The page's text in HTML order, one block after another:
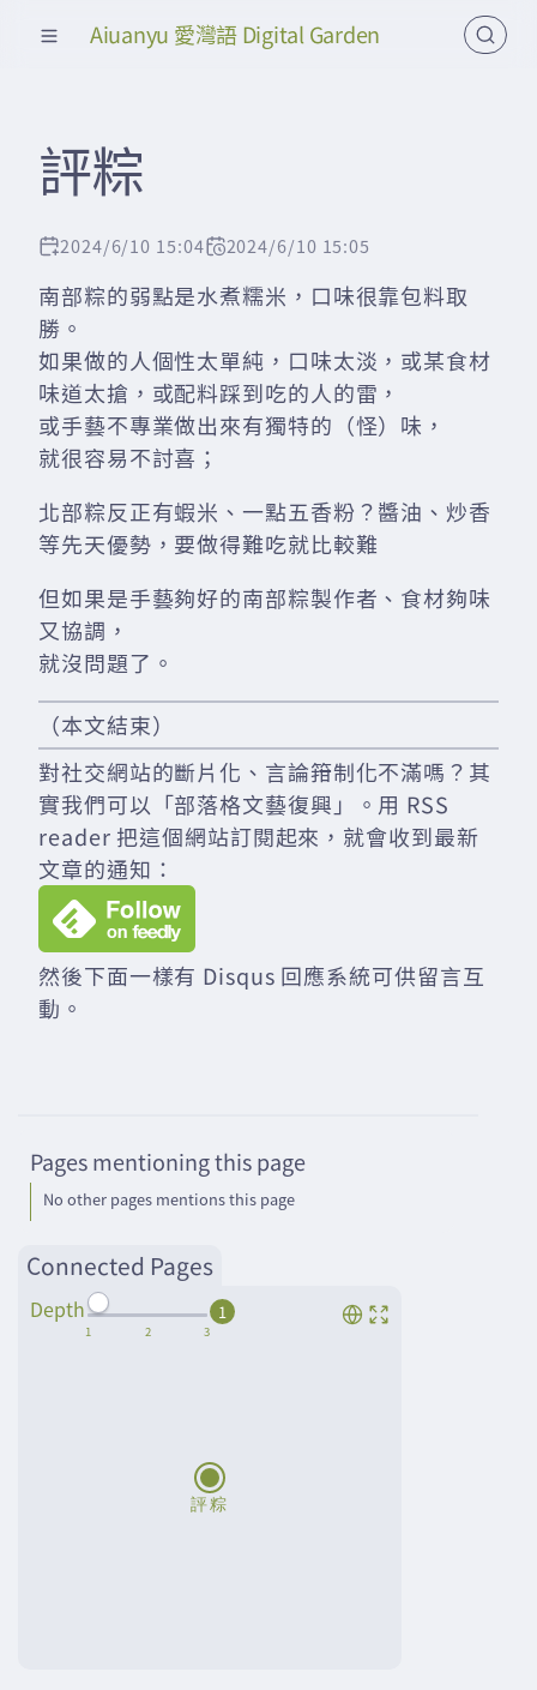
Aiuanyu 愛灣語 Digital Garden
評粽
2024/6/10 15:04 2024/6/10 15:05
南部粽的弱點是水煮糯米，口味很靠包料取
勝。
如果做的人個性太單純，口味太淡，或某食材
味道太搶，或配料踩到吃的人的雷，
或手藝不專業做出來有獨特的（怪）味，
就很容易不討喜；
北部粽反正有蝦米、一點五香粉？醬油、炒香
等先天優勢，要做得難吃就比較難
但如果是手藝夠好的南部粽製作者、食材夠味
又協調，
就沒問題了。
（本文結束）
對社交網站的斷片化、言論箝制化不滿嗎？其
實我們可以「部落格文藝復興」。用 RSS
reader 把這個網站訂閱起來，就會收到最新
文章的通知：
然後下面一樣有 Disqus 回應系統可供留言互
動。
Connected Pages
Depth 1
Pages mentioning this page
No other pages mentions this page